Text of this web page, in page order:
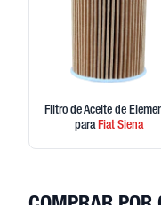
Filtro de Aceite de
paraFiatSiena